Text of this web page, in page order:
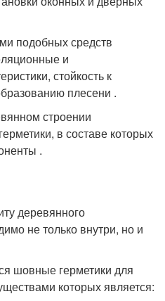
подобных средств
и
стойкость к
плесени .
строении
в составе которых
.
деревянного
не только внутри, но и
шовные герметики для
которых является: